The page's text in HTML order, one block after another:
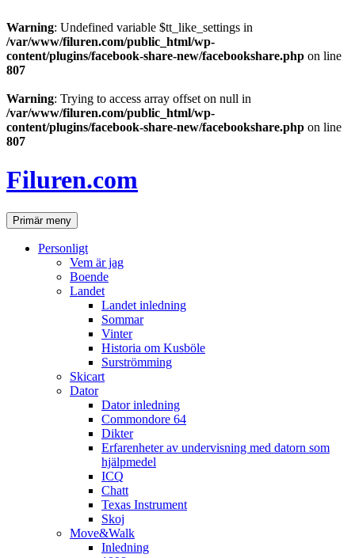
Warning: Undefined variable $tt_like_settings in
/var/www/filuren.com/public_html/wp-
content/plugins/facebook-share-new/facebookshare.php on line
807
Warning: Trying to access array offset on null in
/var/www/filuren.com/public_html/wp-
content/plugins/facebook-share-new/facebookshare.php on line
807
till
innehåll
Filuren.com
SökPrimär meny
Personligt
Vem är jag
Boende
Landet
Landet inledning
Sommar
Vinter
Historia om Kusböle
Surströmming
Skicart
Dator
Dator inledning
Commondore 64
Dikter
Erfarenheter av undervisning med datorn som
hjälpmedel
ICQ
Chatt
Texas Instrument
Skoj
Move&Walk
Inledning